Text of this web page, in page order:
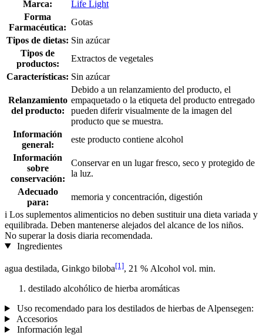
Marca:
Life Light
Forma
Farmacéutica:
Gotas
Tipos de dietas: Sin azúcar
Tipos de
productos:
Extractos de vegetales
Características: Sin azúcar
Relanzamiento
del producto:
Debido a un relanzamiento del producto, el
empaquetado o la etiqueta del producto entregado
pueden diferir visualmente de la imagen del
producto que se muestra.
Información
general:
este producto contiene alcohol
Información
sobre
conservación:
Conservar en un lugar fresco, seco y protegido de
la luz.
Adecuado
para:
memoria y concentración, digestión
i Los suplementos alimenticios no deben sustituir una dieta variada y
equilibrada. Deben mantenerse alejados del alcance de los niños.
No superar la dosis diaria recomendada.
Ingredientes
agua destilada, Ginkgo biloba[1], 21 % Alcohol vol. min.
destilado alcohólico de hierba aromáticas
Uso recomendado para los destilados de hierbas de Alpensegen:
Accesorios
Información legal